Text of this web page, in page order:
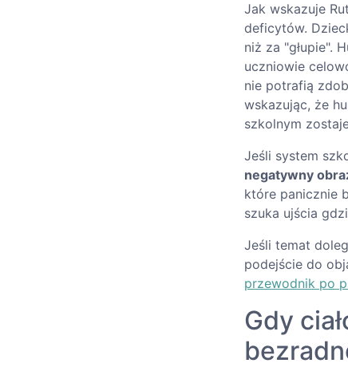
Jak wskazuje
deficytów.
niż za "głupie".
uczniowie
nie potrafią
wskazując, że
szkolnym
Jeśli system
negatywny
które panicznie
szuka ujścia
Jeśli temat
podejście do
przewodnik po
Gdy